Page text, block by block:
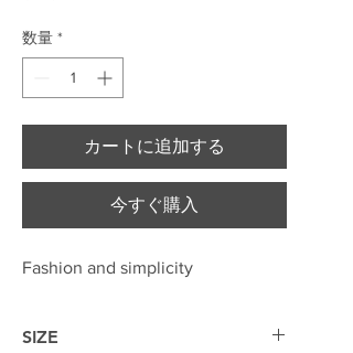
数量 *
カートに追加する
今すぐ購入
Fashion and simplicity
SIZE